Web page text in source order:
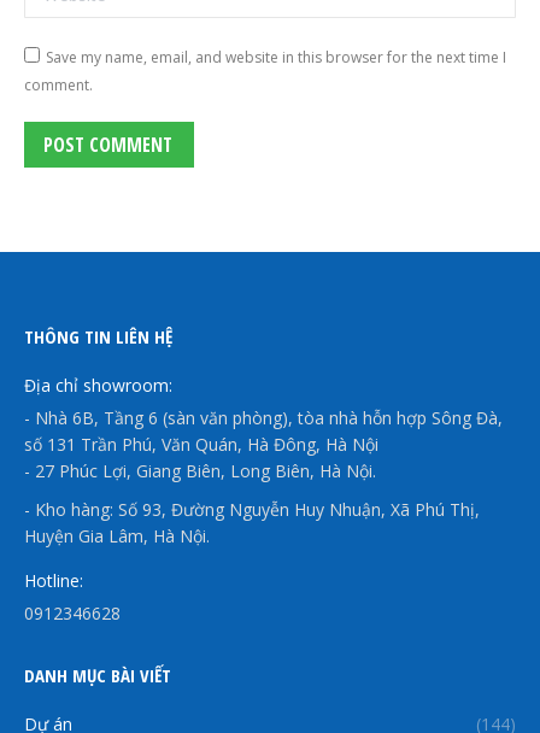
Save my name, email, and website in this browser for the next time I
comment.
POST COMMENT
THÔNG TIN LIÊN HỆ
Địa chỉ showroom:
- Nhà 6B, Tầng 6 (sàn văn phòng), tòa nhà hỗn hợp Sông Đà,
số 131 Trần Phú, Văn Quán, Hà Đông, Hà Nội
- 27 Phúc Lợi, Giang Biên, Long Biên, Hà Nội.
- Kho hàng: Số 93, Đường Nguyễn Huy Nhuận, Xã Phú Thị,
Huyện Gia Lâm, Hà Nội.
Hotline:
0912346628
DANH MỤC BÀI VIẾT
Dự án (144)